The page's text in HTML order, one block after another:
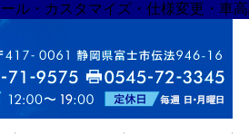
ル・カスタマイズ・仕様変更・車高